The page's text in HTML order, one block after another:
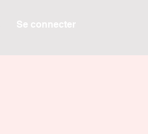
Se connecter